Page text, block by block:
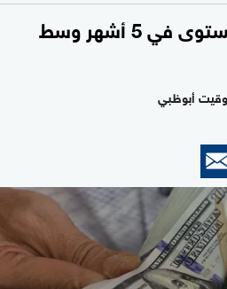
الدولار يهبط لأدنى مستوى في 5 أشهر وسط